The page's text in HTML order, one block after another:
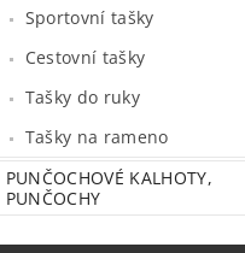
Sportovní tašky
Cestovní tašky
Tašky do ruky
Tašky na rameno
PUNČOCHOVÉ KALHOTY,
PUNČOCHY